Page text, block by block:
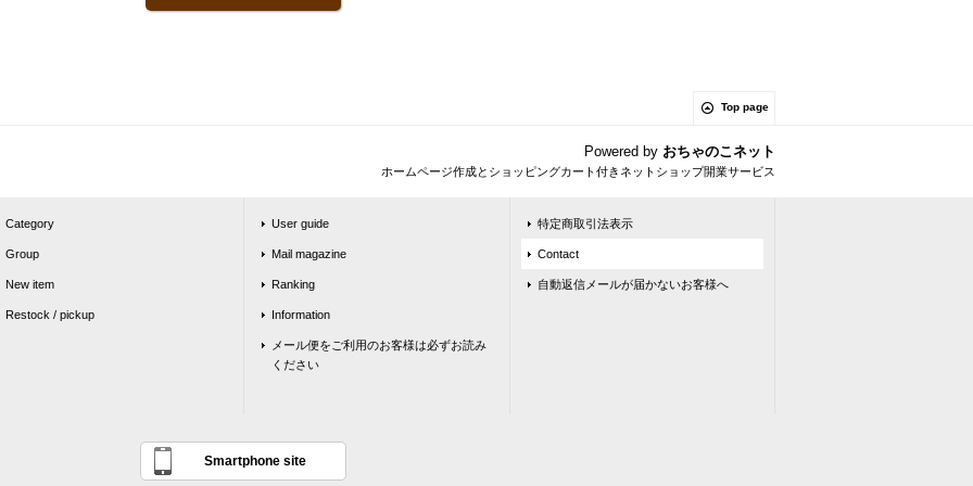
Top page
Powered by おちゃのこネット
ホームページ作成とショッピングカート付きネットショップ開業サービス
Category
Group
New item
Restock / pickup
User guide
Mail magazine
Ranking
Information
メール便をご利用のお客様は必ずお読み
ください
特定商取引法表示
Contact
自動返信メールが届かないお客様へ
Smartphone site